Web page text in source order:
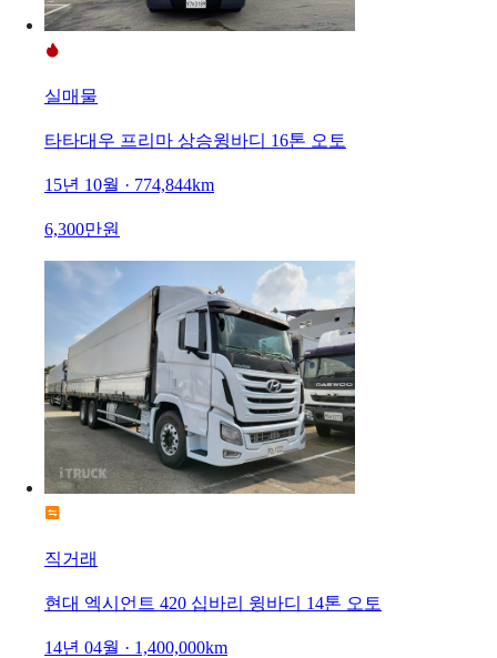
실매물
타타대우 프리마 상승윙바디 16톤 오토
15년 10월 · 774,844km
6,300만원
직거래
현대 엑시언트 420 십바리 윙바디 14톤 오토
14년 04월 · 1,400,000km